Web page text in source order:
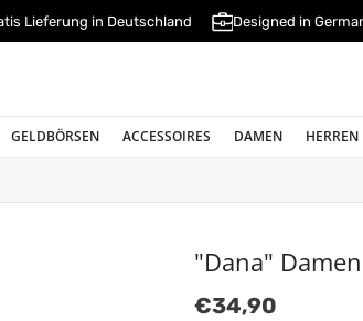
Lieferung in Deutschland Designed in
GELDBÖRSEN ACCESSOIRES DAMEN HERREN
"Dana"
Normaler Preis
€34,90